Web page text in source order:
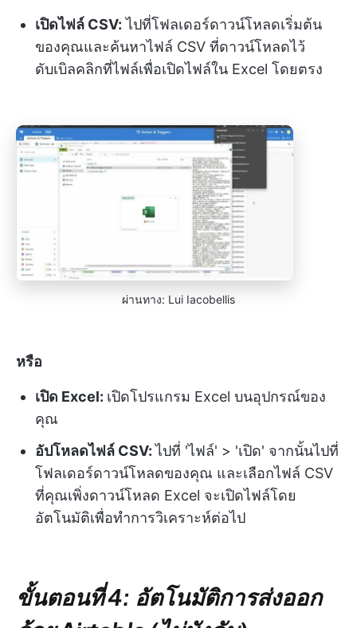
เปิดไฟล์ CSV: ไปที่โฟลเดอร์ดาวน์โหลดเริ่มต้น
ของคุณและค้นหาไฟล์ CSV ที่ดาวน์โหลดไว้
ดับเบิลคลิกที่ไฟล์เพื่อเปิดไฟล์ใน Excel โดยตรง
ผ่านทาง: Lui Iacobellis
หรือ
เปิด Excel: เปิดโปรแกรม Excel บนอุปกรณ์ของ
คุณ
อัปโหลดไฟล์ CSV:ไปที่ 'ไฟล์' > 'เปิด' จากนั้นไปที่
โฟลเดอร์ดาวน์โหลดของคุณ และเลือกไฟล์ CSV
ที่คุณเพิ่งดาวน์โหลด Excel จะเปิดไฟล์โดย
อัตโนมัติเพื่อทำการวิเคราะห์ต่อไป
ขั้นตอนที่ 4: อัตโนมัติการส่งออก